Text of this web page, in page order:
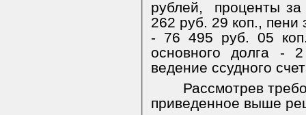
рублей,
проценты
262 руб. 29 коп., пени
- 76 495 руб. 05
основного долга -
ведение ссудного
Рассмотрев
приведенное выше